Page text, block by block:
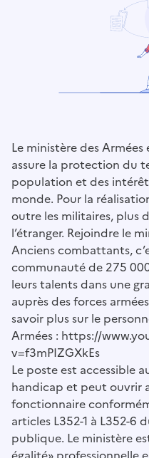
Le ministère des
assure la protection du
population et des
monde. Pour la
outre les militaires, plus
l’étranger. Rejoindre le
Anciens combattants,
communauté de 275
leurs talents dans une
auprès des forces
savoir plus sur le
Armées : https://
v=f3mPIZGXkEs
Le poste est accessible
handicap et peut ouvrir
fonctionnaire
articles L352-1 à L352-6
publique. Le ministère